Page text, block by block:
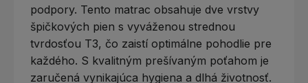
podpory. Tento matrac obsahuje dve vrstvy
špičkových pien s vyváženou strednou
tvrdosťou T3, čo zaistí optimálne pohodlie pre
každého. S kvalitným prešívaným poťahom je
zaručená vynikajúca hygiena a dlhá životnosť.